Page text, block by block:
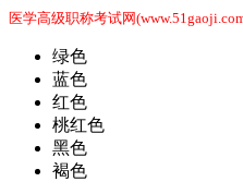
医学高级职称考试网
绿色
蓝色
红色
桃红色
黑色
褐色